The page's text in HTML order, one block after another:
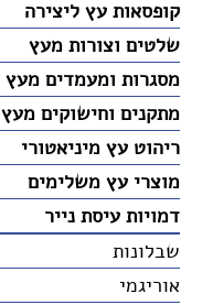
קופסאות עץ ליצירה
שלטים וצורות מעץ
מסגרות ומעמדים מעץ
מתקנים וחישוקים מעץ
ריהוט עץ מיניאטורי
מוצרי עץ משלימים
דמויות עיסת נייר
שבלונות
אוריגמי